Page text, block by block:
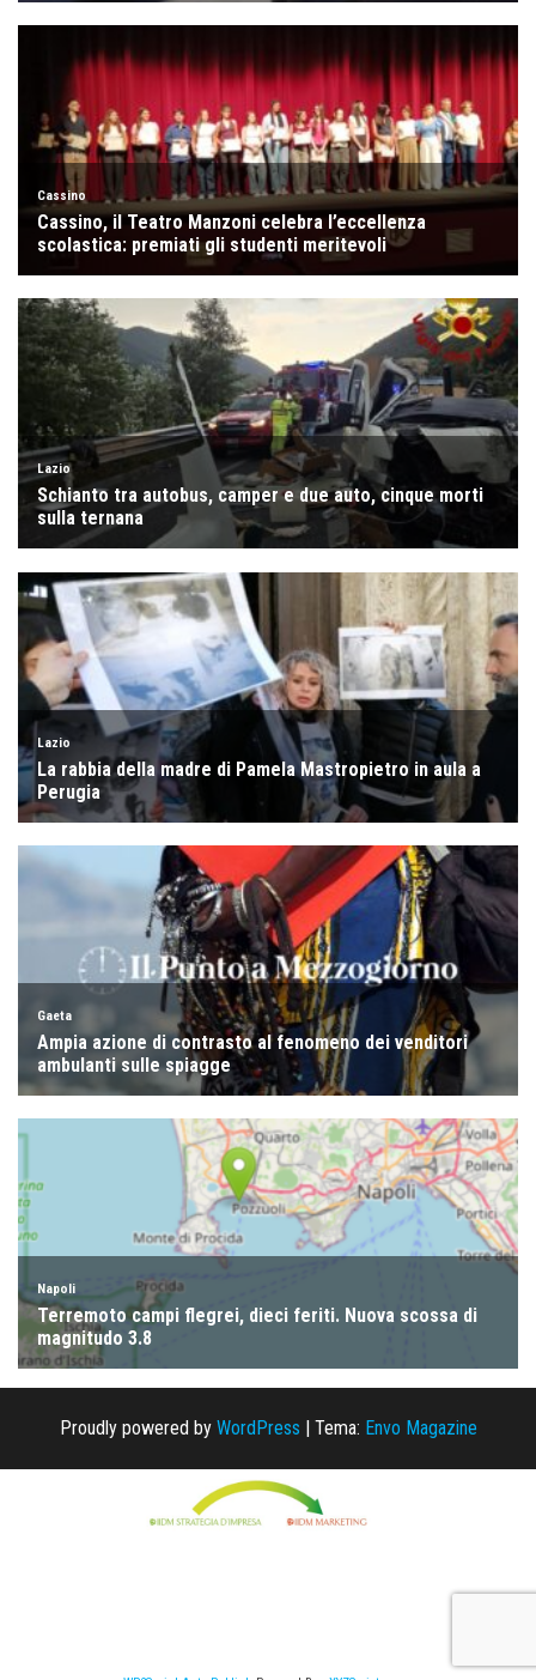
Proudly powered by WordPress | Tema: Envo Magazine